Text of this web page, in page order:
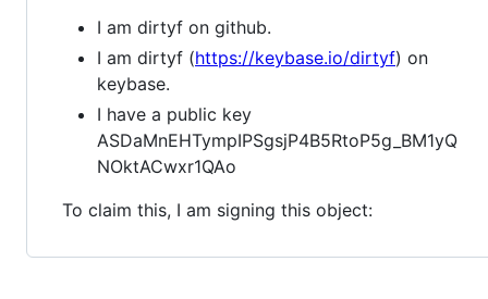
I am dirtyf on github.
I am dirtyf (https://keybase.io/dirtyf) on
keybase.
I have a public key
ASDaMnEHTympIPSgsjP4B5RtoP5g_BM1yQ
NOktACwxr1QAo
To claim this, I am signing this object: